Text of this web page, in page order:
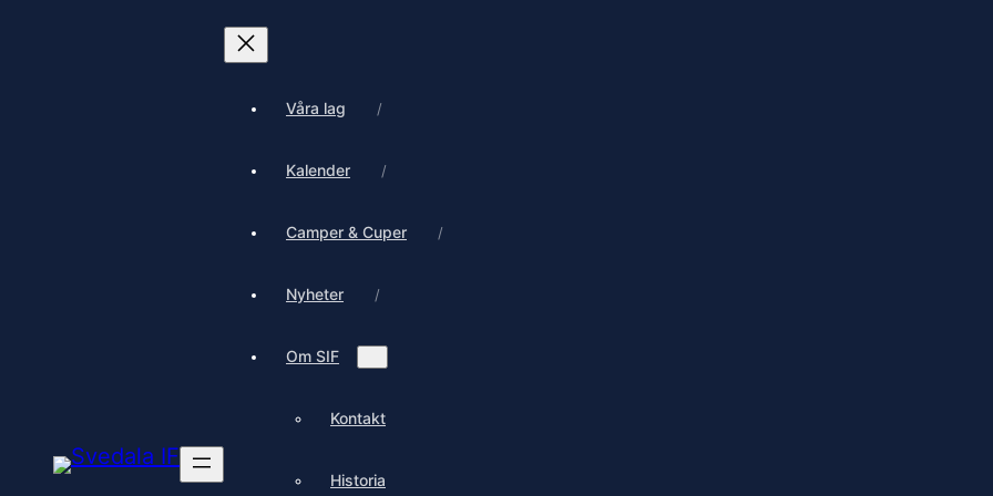
Våra lag
Kalender
Camper & Cuper
Nyheter
Om SIF
Kontakt
Historia